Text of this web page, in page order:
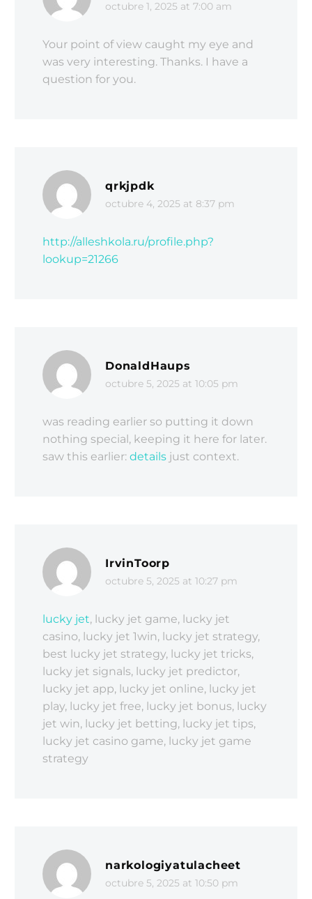
libero venenatis faucibus.
amet orci eget eros faucibus
tincidunt. Duis leo. Duis sed
odio sit amet nibh vulputate
octubre 1, 2025 at 7:00 am
Your point of view caught my eye and
was very interesting. Thanks. I have a
question for you.
qrkjpdk
octubre 4, 2025 at 8:37 pm
http://alleshkola.ru/profile.php?
lookup=21266
DonaldHaups
octubre 5, 2025 at 10:05 pm
was reading earlier so putting it down
nothing special, keeping it here for later.
saw this earlier: details just context.
IrvinToorp
octubre 5, 2025 at 10:27 pm
lucky jet, lucky jet game, lucky jet
casino, lucky jet 1win, lucky jet strategy,
best lucky jet strategy, lucky jet tricks,
lucky jet signals, lucky jet predictor,
lucky jet app, lucky jet online, lucky jet
play, lucky jet free, lucky jet bonus, lucky
jet win, lucky jet betting, lucky jet tips,
lucky jet casino game, lucky jet game
strategy
narkologiyatulacheet
octubre 5, 2025 at 10:50 pm